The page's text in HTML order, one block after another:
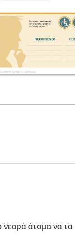
νεαρά άτομα να τα